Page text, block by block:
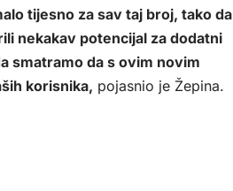
tijesno za sav taj broj, tako da
nekakav potencijal za dodatni
smatramo da s ovim novim
korisnika, pojasnio je Žepina.